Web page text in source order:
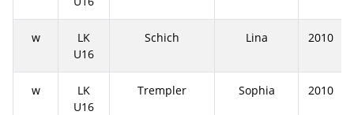
w
LK
U16
Schich Lina 2010
w
LK
U16
Trempler Sophia 2010